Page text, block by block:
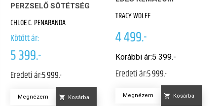
PERZSELŐ SÖTÉTSÉG
CHLOE C. PENARANDA
Kötött ár:
5 399.-
Eredeti ár:5 999.-
Megnézem Kosárba
TRACY WOLFF
4 499.-
Korábbi ár:5 399.-
Eredeti ár:5 999.-
Megnézem Kosárba